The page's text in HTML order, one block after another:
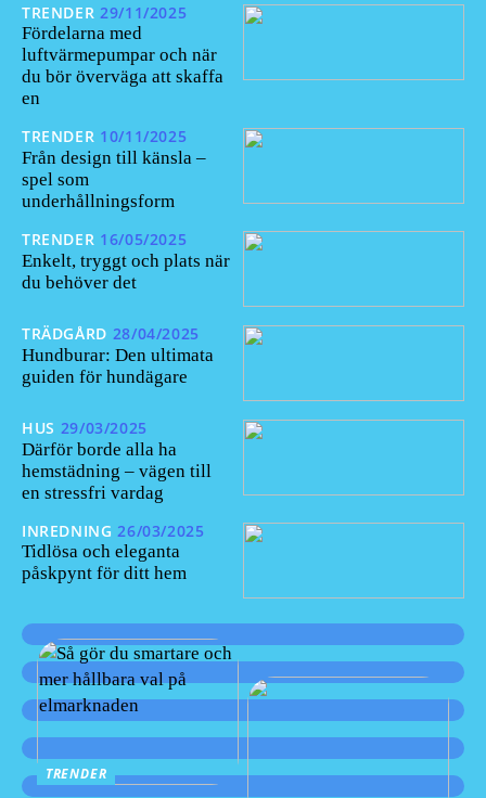
TRENDER 29/11/2025
Fördelarna med
luftvärmepumpar och när
du bör överväga att skaffa
en
TRENDER 10/11/2025
Från design till känsla –
spel som
underhållningsform
TRENDER 16/05/2025
Enkelt, tryggt och plats när
du behöver det
TRÄDGÅRD 28/04/2025
Hundburar: Den ultimata
guiden för hundägare
HUS 29/03/2025
Därför borde alla ha
hemstädning – vägen till
en stressfri vardag
INREDNING 26/03/2025
Tidlösa och eleganta
påskpynt för ditt hem
TRENDER